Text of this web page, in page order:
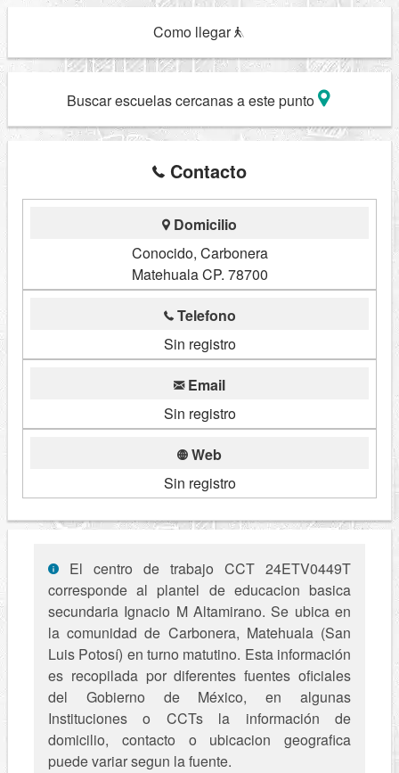
Como llegar
Buscar escuelas cercanas a este punto
Contacto
Domicilio
Conocido, Carbonera
Matehuala CP. 78700
Telefono
Sin registro
Email
Sin registro
Web
Sin registro
El centro de trabajo CCT 24ETV0449T
corresponde al plantel de educacion basica
secundaria Ignacio M Altamirano. Se ubica en
la comunidad de Carbonera, Matehuala (San
Luis Potosí) en turno matutino. Esta información
es recopilada por diferentes fuentes oficiales
del Gobierno de México, en algunas
Instituciones o CCTs la información de
domicilio, contacto o ubicacion geografica
puede variar segun la fuente.